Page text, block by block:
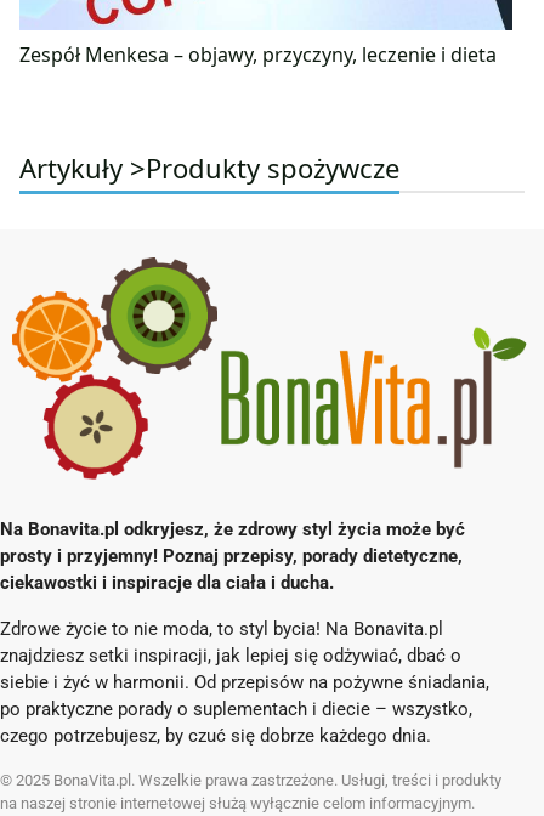
Zespół Menkesa – objawy, przyczyny, leczenie i dieta
Artykuły >Produkty spożywcze
Na Bonavita.pl odkryjesz, że zdrowy styl życia może być
prosty i przyjemny! Poznaj przepisy, porady dietetyczne,
ciekawostki i inspiracje dla ciała i ducha.
Zdrowe życie to nie moda, to styl bycia! Na Bonavita.pl
znajdziesz setki inspiracji, jak lepiej się odżywiać, dbać o
siebie i żyć w harmonii. Od przepisów na pożywne śniadania,
po praktyczne porady o suplementach i diecie – wszystko,
czego potrzebujesz, by czuć się dobrze każdego dnia.
© 2025 BonaVita.pl. Wszelkie prawa zastrzeżone. Usługi, treści i produkty
na naszej stronie internetowej służą wyłącznie celom informacyjnym.